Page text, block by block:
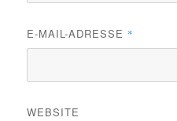
E-MAIL-ADRESSE *
WEBSITE